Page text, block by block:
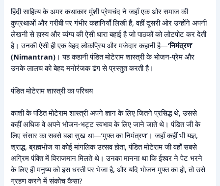
हिंदी साहित्य के अमर कथाकार मुंशी प्रेमचंद ने जहाँ एक ओर समाज की
कुप्रथाओं और गरीबी पर गंभीर कहानियाँ लिखी हैं, वहीं दूसरी ओर उन्होंने अपनी
लेखनी से हास्य और व्यंग्य की ऐसी धारा बहाई है जो पाठकों को लोटपोट कर देती
है। उनकी ऐसी ही एक बेहद लोकप्रिय और मजेदार कहानी है—‘निमंत्रण’
(Nimantran) । यह कहानी पंडित मोटेराम शास्त्री के भोजन-प्रेम और
उनके लालच को बेहद मनोरंजक ढंग से प्रस्तुत करती है।
पंडित मोटेराम शास्त्री का परिचय
काशी के पंडित मोटेराम शास्त्री अपने ज्ञान के लिए जितने प्रसिद्ध थे, उससे
कहीं अधिक वे अपने भोजन-भट्ट स्वभाव के लिए जाने जाते थे। पंडित जी के
लिए संसार का सबसे बड़ा सुख था—’मुफ्त का निमंत्रण’। जहाँ कहीं भी यज्ञ,
श्राद्ध, ब्रह्मभोज या कोई मांगलिक उत्सव होता, पंडित मोटेराम जी वहाँ सबसे
अग्रिम पंक्ति में विराजमान मिलते थे। उनका मानना था कि ईश्वर ने पेट भरने
के लिए ही मनुष्य को इस धरती पर भेजा है, और यदि भोजन मुफ्त का हो, तो उसे
ग्रहण करने में संकोच कैसा?